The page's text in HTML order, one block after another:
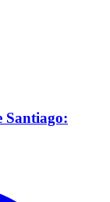
Santiago: